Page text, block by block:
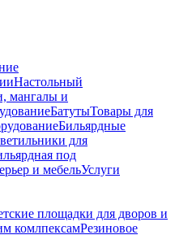
Настольный
мангалы и
БатутыТовары для
Бильярдные
для
под
и мебельУслуги
площадки для дворов и
комлпексамРезиновое